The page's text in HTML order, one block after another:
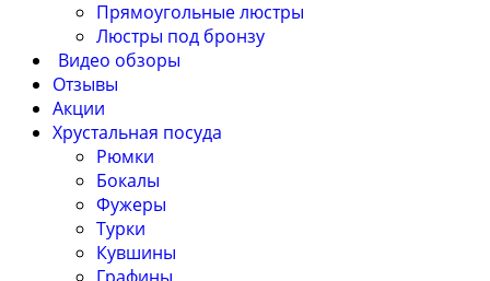
Прямоугольные люстры
Люстры под бронзу
Видео обзоры
Отзывы
Акции
Хрустальная посуда
Рюмки
Бокалы
Фужеры
Турки
Кувшины